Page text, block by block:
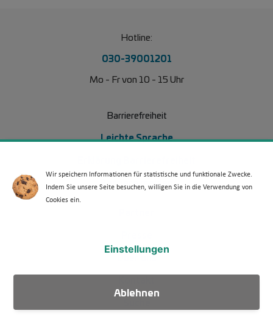
Hotline:
030-39001201
Mo - Fr von 10 - 15 Uhr
Barrierefreiheit
Leichte Sprache
Barriere melden
Über uns
Wir speichern Informationen für statistische und funktionale Zwecke.
Indem Sie unsere Seite besuchen, willigen Sie in die Verwendung von
Cookies ein.
Ablehnen
Einstellungen